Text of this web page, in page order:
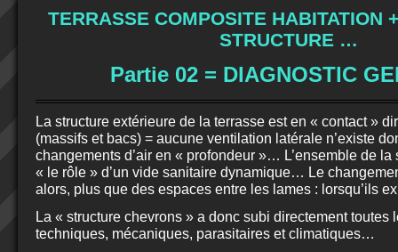
TERRASSE COMPOSITE HABITATION
STRUCTURE …
Partie 02 = DIAGNOSTIC
La structure extérieure de la terrasse est en « contact »
(massifs et bacs) = aucune ventilation latérale n’existe
changements d’air en « profondeur »… L’ensemble de la
« le rôle » d’un vide sanitaire dynamique… Le
alors, plus que des espaces entre les lames : lorsqu’ils
La « structure chevrons » a donc subi directement toutes
techniques, mécaniques, parasitaires et climatiques…